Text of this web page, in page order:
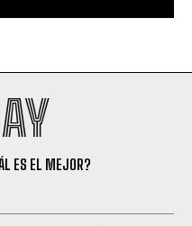
ES EL MEJOR?